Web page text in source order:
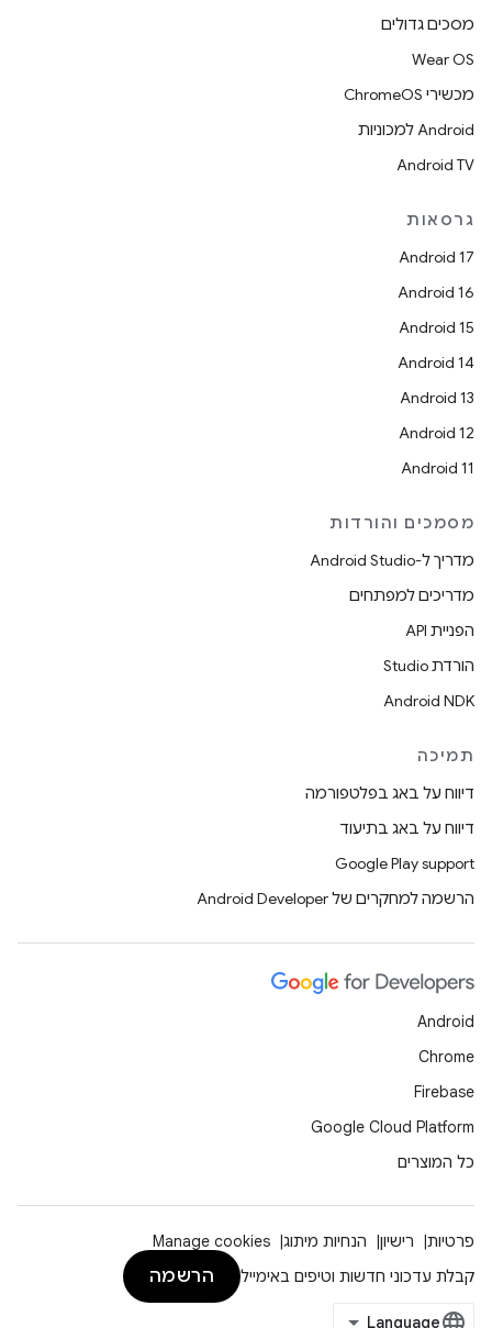
מסכים גדולים
Wear OS
מכשירי ChromeOS
Android למכוניות
Android TV
גרסאות
Android 17
Android 16
Android 15
Android 14
Android 13
Android 12
Android 11
מסמכים והורדות
מדריך ל-Android Studio
מדריכים למפתחים
הפניית API
הורדת Studio
Android NDK
תמיכה
דיווח על באג בפלטפורמה
דיווח על באג בתיעוד
Google Play support
הרשמה למחקרים של Android Developer
Android
Chrome
Firebase
Google Cloud Platform
כל המוצרים
פרטיות רישיון הנחיות מיתוג
Manage cookies
קבלת עדכוני חדשות וטיפים באימייל
הרשמה